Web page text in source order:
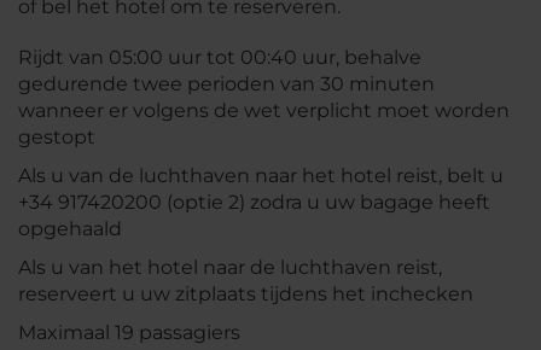
of bel het hotel om te reserveren.
Rijdt van 05:00 uur tot 00:40 uur, behalve
gedurende twee perioden van 30 minuten
wanneer er volgens de wet verplicht moet worden
gestopt
Als u van de luchthaven naar het hotel reist, belt u
+34 917420200 (optie 2) zodra u uw bagage heeft
opgehaald
Als u van het hotel naar de luchthaven reist,
reserveert u uw zitplaats tijdens het inchecken
Maximaal 19 passagiers